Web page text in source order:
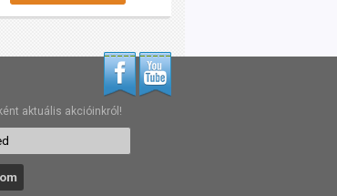
aktuális akcióinkról!